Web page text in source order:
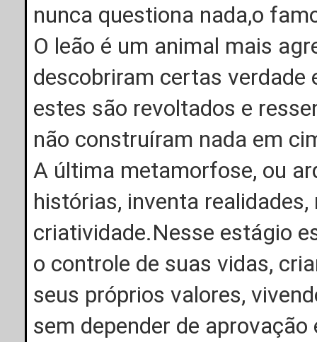
nunca questiona nada,o
O leão é um animal mais
descobriram certas
estes são revoltados e
não construíram nada em
A última metamorfose, ou
histórias, inventa
criatividade.Nesse estágio
o controle de suas vidas,
seus próprios valores,
sem depender de